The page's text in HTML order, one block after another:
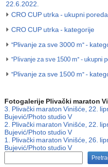
22.6.2022.
CRO CUP utrka - ukupni
CRO CUP utrka - kategorije
"Plivanje za sve 3000 m" -
"Plivanje za sve 1500 m" - ukupni
"Plivanje za sve 1500 m" -
Fotogalerije Plivački maraton
3. Plivački maraton Vinišće, 22.
Bujević/Photo studio V
2. Plivački maraton Vinišće, 22.
Bujević/Photo studio V
1. Plivački maraton Vinišće, 26.
Bujević/Photo studio V